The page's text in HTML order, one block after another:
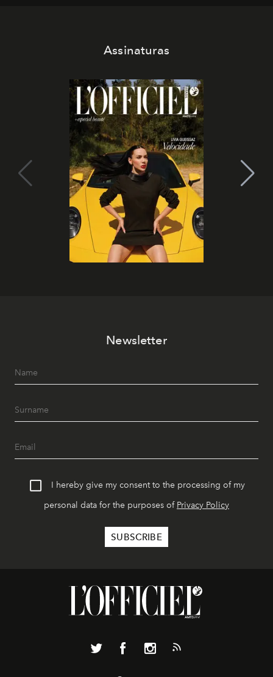
Assinaturas
Newsletter
I hereby give my consent to the processing of my
personal data for the purposes of Privacy Policy